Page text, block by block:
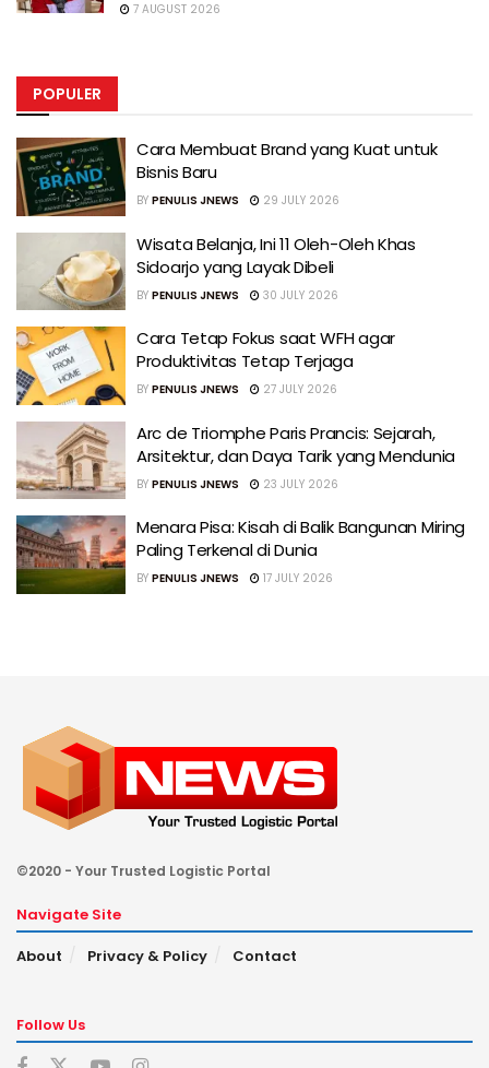
7 AUGUST 2026
POPULER
Cara Membuat Brand yang Kuat untuk
Bisnis Baru
BY PENULIS JNEWS 29 JULY 2026
Wisata Belanja, Ini 11 Oleh-Oleh Khas
Sidoarjo yang Layak Dibeli
BY PENULIS JNEWS 30 JULY 2026
Cara Tetap Fokus saat WFH agar
Produktivitas Tetap Terjaga
BY PENULIS JNEWS 27 JULY 2026
Arc de Triomphe Paris Prancis: Sejarah,
Arsitektur, dan Daya Tarik yang Mendunia
BY PENULIS JNEWS 23 JULY 2026
Menara Pisa: Kisah di Balik Bangunan Miring
Paling Terkenal di Dunia
BY PENULIS JNEWS 17 JULY 2026
©2020 - Your Trusted Logistic Portal
Navigate Site
About
Privacy & Policy Contact
Follow Us